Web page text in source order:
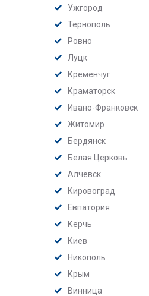
Ужгород
Тернополь
Ровно
Луцк
Кременчуг
Краматорск
Ивано-Франковск
Житомир
Бердянск
Белая Церковь
Алчевск
Кировоград
Евпатория
Керчь
Киев
Никополь
Крым
Винница